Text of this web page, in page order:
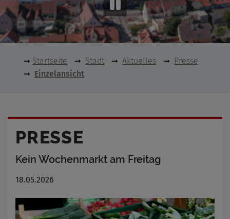
Startseite Stadt Aktuelles
Presse
Einzelansicht
PRESSE
Kein Wochenmarkt am Freitag
18.05.2026